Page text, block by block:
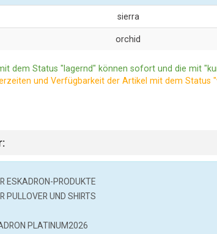
sierra
orchid
dem Status "lagernd" können sofort und die mit
und Verfügbarkeit der Artikel mit dem Status
ESKADRON-PRODUKTE
PULLOVER UND SHIRTS
PLATINUM2026